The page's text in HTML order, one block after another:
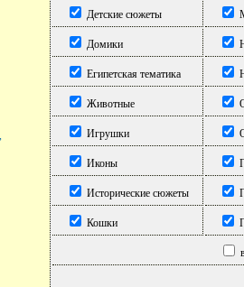
Детские сюжеты
Домики
Египетская тематика
Животные
Игрушки
Иконы
Исторические сюжеты
Кошки